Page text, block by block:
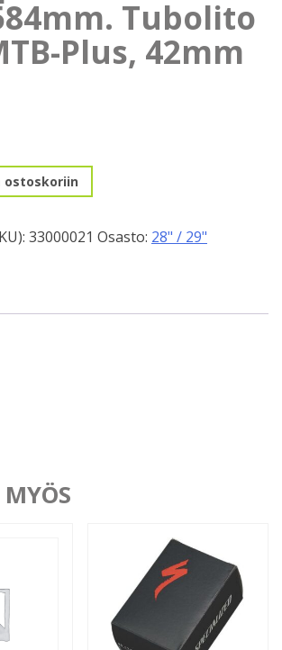
Tubolito
Plus, 42mm
ostoskoriin
33000021 Osasto: 28" / 29"